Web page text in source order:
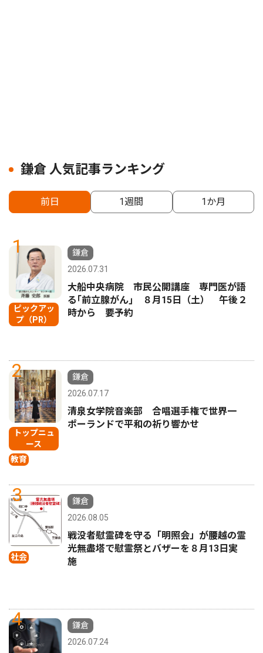
鎌倉 人気記事ランキング
前日 1週間 1か月
1
ピックアッ
プ（PR）
鎌倉
2026.07.31
大船中央病院 市民公開講座 専門医が語
る｢前立腺がん｣ ８月15日（土） 午後２
時から 要予約
2
トップニュ
ース
教育
鎌倉
2026.07.17
清泉女学院音楽部 合唱選手権で世界一
ポーランドで平和の祈り響かせ
3
社会
鎌倉
2026.08.05
戦没者慰霊碑を守る「明照会」が腰越の霊
光無盡塔で慰霊祭とバザーを８月13日実
施
4
鎌倉
2026.07.24